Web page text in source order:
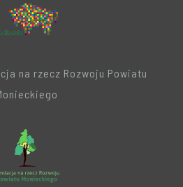
na rzecz Rozwoju Powiatu